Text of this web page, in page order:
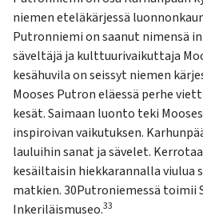
kosketus-
ja
pyyhkäisyliikkeitä.
niemen eteläkärjessä
Putronniemi on saanut nimensä
säveltäjä ja kulttuurivaikuttaja
kesähuvila on seissyt niemen
Mooses Putron eläessä perhe
kesät. Saimaan luonto teki
inspiroivan vaikutuksen.
lauluihin sanat ja sävelet.
kesäiltaisin hiekkarannalla viulua
matkien. 30Putroniemessä toimii
Inkeriläismuseo.33